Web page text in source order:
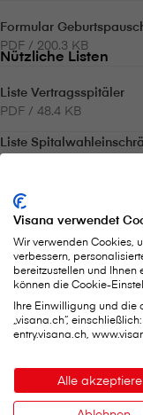
Formular
PDF / 200.3 KB
Nützliche Listen
Liste Vertragsspitäler
PDF / 48.4 KB
Liste
PDF / 97.9 KB
Liste der Auslandspitäler
PDF / 72.2 KB
Das könnte
Visana verwendet
Wir verwenden Cookies,
verbessern,
bereitzustellen und Ihnen
können die Cookie-
Ihre Einwilligung und die
„visana.ch“,
entry.visana.ch,
Alle